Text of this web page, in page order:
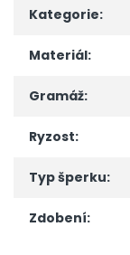
Kategorie:
Materiál:
Gramáž:
Ryzost:
Typ šperku:
Zdobení: